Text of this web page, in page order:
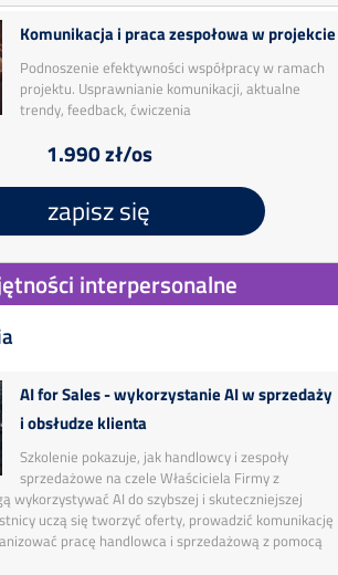
Komunikacja i praca zespołowa w projekcie
Podnoszenie efektywności współpracy w ramach
projektu. Usprawnianie komunikacji, aktualne
trendy, feedback, ćwiczenia
1.990 zł/os
zapisz się
interpersonalne
AI for Sales - wykorzystanie AI w sprzedaży
i obsłudze klienta
Szkolenie pokazuje, jak handlowcy i zespoły
sprzedażowe na czele Właściciela Firmy z
wykorzystywać AI do szybszej i skuteczniejszej
uczą się tworzyć oferty, prowadzić komunikację
pracę handlowca i sprzedażową z pomocą